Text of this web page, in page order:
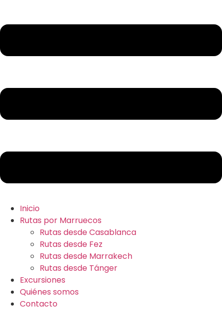
Inicio
Rutas por Marruecos
Rutas desde Casablanca
Rutas desde Fez
Rutas desde Marrakech
Rutas desde Tánger
Excursiones
Quiénes somos
Contacto